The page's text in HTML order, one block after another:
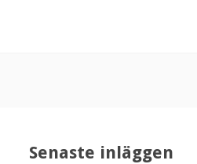
Senaste inläggen